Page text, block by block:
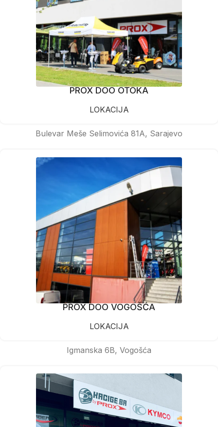
PROX DOO OTOKA
LOKACIJA
Bulevar Meše Selimovića 81A, Sarajevo
PROX DOO VOGOŠĆA
LOKACIJA
Igmanska 6B, Vogošća